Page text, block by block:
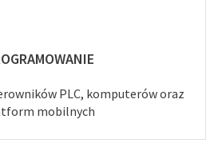
PLC, komputerów oraz
mobilnych